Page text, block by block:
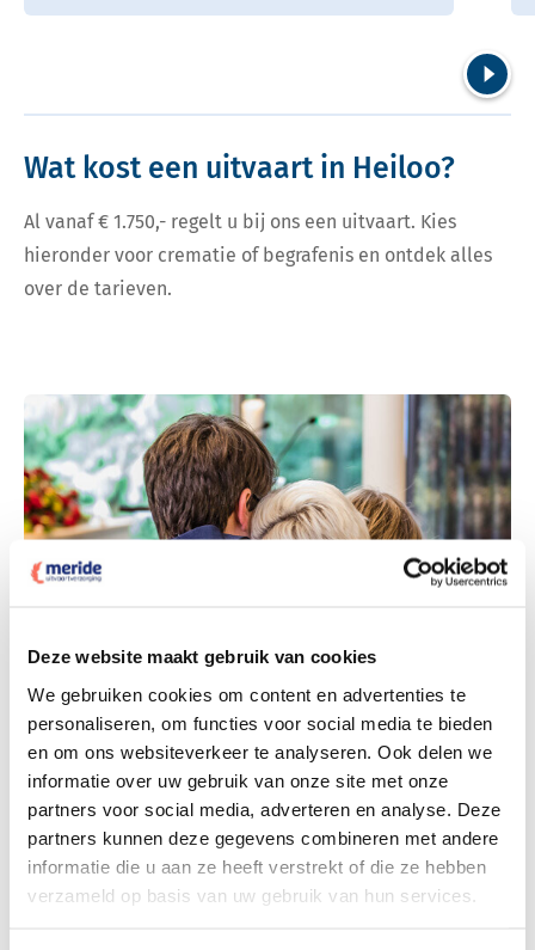
Deze website maakt gebruik van cookies
We gebruiken cookies om content en advertenties te
personaliseren, om functies voor social media te bieden
en om ons websiteverkeer te analyseren. Ook delen we
informatie over uw gebruik van onze site met onze
partners voor social media, adverteren en analyse. Deze
partners kunnen deze gegevens combineren met andere
informatie die u aan ze heeft verstrekt of die ze hebben
verzameld op basis van uw gebruik van hun services.
Wat kost een uitvaart in Heiloo?
Al vanaf € 1.750,- regelt u bij ons een uitvaart. Kies
hieronder voor crematie of begrafenis en ontdek alles
over de tarieven.
Dit kost een crematie
Bekijk tarieven voor crematie
Bekijk tarieven voor begrafenis